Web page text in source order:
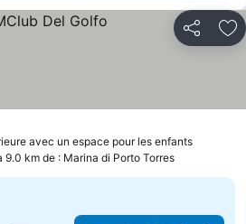
Partager
avec un espace pour les enfants
9.0 km de : Marina di Porto Torres